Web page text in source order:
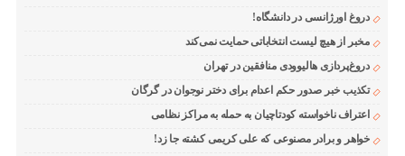
دروغ اورژانسی در دانشگاه!
مخبر از هیچ لیست انتخاباتی حمایت نمی‌کند
دروغ‌پردازی هالیوودی منافقین در تهران
تکذیب خبر صدور حکم اعدام برای دختر نوجوان در گرگان
اعتراف ناخواسته کودتاچیان به حمله به مراکز نظامی
خواهر و برادر مصنوعی که علی کریمی کشته جا زد!